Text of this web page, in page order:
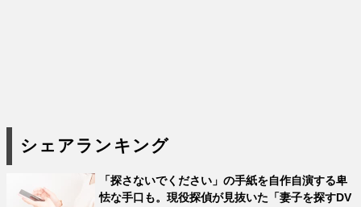
シェアランキング
「探さないでください」の手紙を自作自演する卑
怯な手口も。現役探偵が見抜いた「妻子を探すDV